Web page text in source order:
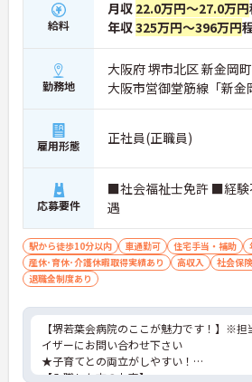
給料
月収 22.0万円～27.0万円
年収325万円～396万円
勤務地
大阪府 堺市北区 新金岡
大阪市営御堂筋線「新金
雇用形態 正社員(正職員)
応募要件
■社会福祉士免許 ■経
遇
駅から徒歩10分以内 車通勤可 住宅手当・補助
産休･育休･介護休暇取得実績あり
高収入 社会保
退職金制度あり
【堺若葉会病院のここが魅力です！】※担
イザーにお問い合わせ下さい
★子育てとの両立がしやすい！
【入職した方のお声】